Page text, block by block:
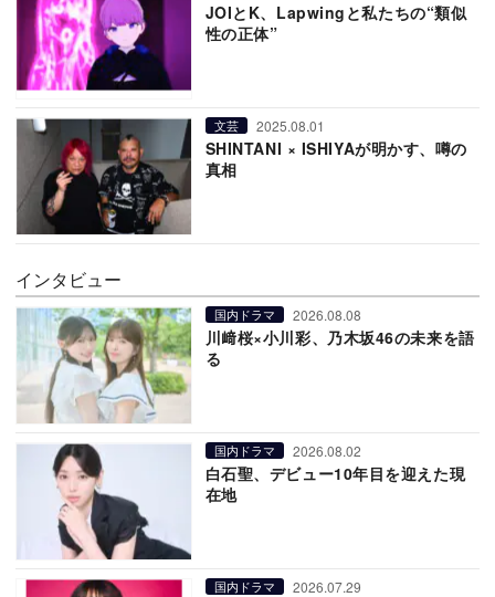
JOIとK、Lapwingと私たちの“類似
性の正体”
文芸 2025.08.01
SHINTANI × ISHIYAが明かす、噂の
真相
インタビュー
国内ドラマ 2026.08.08
川﨑桜×小川彩、乃木坂46の未来を語
る
国内ドラマ 2026.08.02
白石聖、デビュー10年目を迎えた現
在地
国内ドラマ 2026.07.29